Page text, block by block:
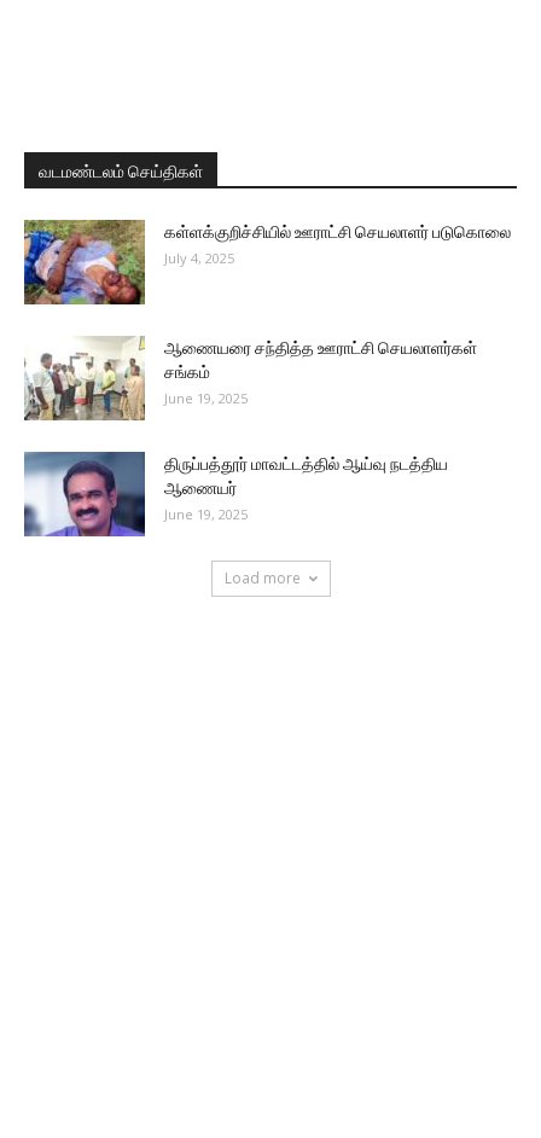
வடமண்டலம் செய்திகள்
கள்ளக்குறிச்சியில் ஊராட்சி செயலாளர் படுகொலை
July 4, 2025
ஆணையரை சந்தித்த ஊராட்சி செயலாளர்கள்
சங்கம்
June 19, 2025
திருப்பத்தூர் மாவட்டத்தில் ஆய்வு நடத்திய
ஆணையர்
June 19, 2025
Load more